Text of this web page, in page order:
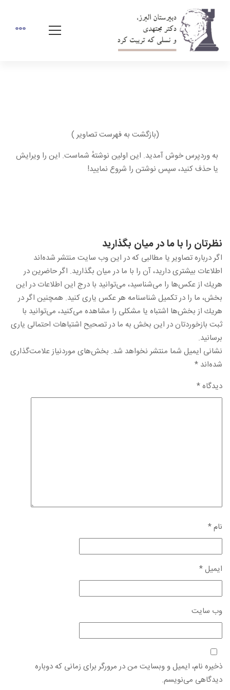
(بازگشت به فهرست تصاوير )
به وردپرس خوش آمدید. این اولین نوشتهٔ شماست. این را ویرایش
یا حذف کنید، سپس نوشتن را شروع نمایید!
نظرتان را با ما در ميان بگذاريد
اگر درباره تصاویر یا مطالبی كه در این وب سایت منتشر شده‌اند
اطلاعات بیشتری دارید، آن را با ما در میان بگذارید. اگر حاضرین در
هریك از عكس‌ها را می‌شناسید، می‌توانید با درج این اطلاعات در این
بخش، ما را در تكمیل شناسنامه هر عكس یاری كنید. همچنین اگر در
هریك از بخش‌ها اشتباه یا مشكلی را مشاهده می‌كنید، می‌توانید با
ثبت بازخوردتان در این بخش به ما در تصحیح اشتباهات احتمالی یاری
برسانید.
نشانی ایمیل شما منتشر نخواهد شد. بخش‌های موردنیاز علامت‌گذاری
شده‌اند *
دیدگاه*
نام*
ایمیل*
وب‌ سایت
ذخیره نام، ایمیل و وبسایت من در مرورگر برای زمانی که دوباره
دیدگاهی می‌نویسم.